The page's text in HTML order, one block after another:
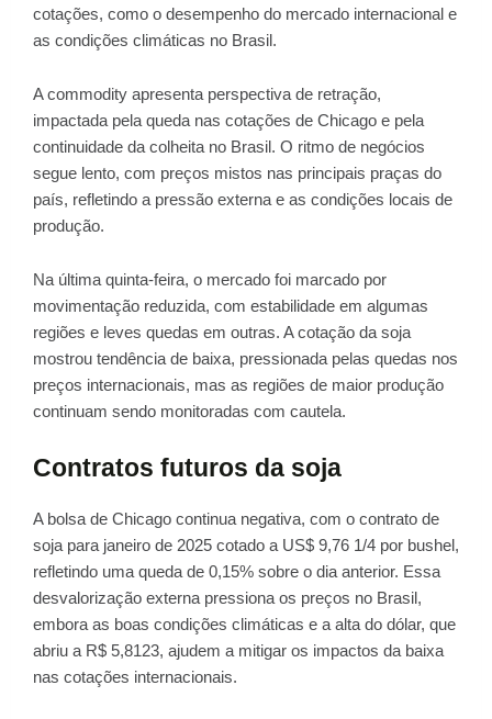
cotações, como o desempenho do mercado internacional e
as condições climáticas no Brasil.
A commodity apresenta perspectiva de retração,
impactada pela queda nas cotações de Chicago e pela
continuidade da colheita no Brasil. O ritmo de negócios
segue lento, com preços mistos nas principais praças do
país, refletindo a pressão externa e as condições locais de
produção.
Na última quinta-feira, o mercado foi marcado por
movimentação reduzida, com estabilidade em algumas
regiões e leves quedas em outras. A cotação da soja
mostrou tendência de baixa, pressionada pelas quedas nos
preços internacionais, mas as regiões de maior produção
continuam sendo monitoradas com cautela.
Contratos futuros da soja
A bolsa de Chicago continua negativa, com o contrato de
soja para janeiro de 2025 cotado a US$ 9,76 1/4 por bushel,
refletindo uma queda de 0,15% sobre o dia anterior. Essa
desvalorização externa pressiona os preços no Brasil,
embora as boas condições climáticas e a alta do dólar, que
abriu a R$ 5,8123, ajudem a mitigar os impactos da baixa
nas cotações internacionais.